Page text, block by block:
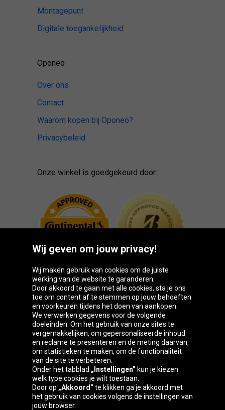
Montagepunt
Digitale toegankelijkheid
Oponeo
Over ons
Contact
Waarom kopen bij Oponeo?
Privacybeleid
Onze winkel is goedgekeurd door:
Oponeo-groep
Belgique
Česká
republika
Deutschland Éire
España France Italia Magyarország
Wij geven om jouw privacy!
Wij maken gebruik van cookies om de juiste
werking van de website te garanderen.
Door akkoord te gaan met alle cookies, sta je ons
toe om content af te stemmen op jouw behoeften
en voorkeuren tijdens het doen van aankopen.
We verwerken gegevens voor de volgende
doeleinden: Om het gebruik van onze sites te
vergemakkelijken, om gepersonaliseerde inhoud
en reclame te presenteren en de meting daarvan,
om statistieken te maken, om de functionaliteit
van de site te verbeteren.
Onder het tabblad „Instellingen” kun je kiezen
welk type cookies je wilt toestaan.
Door op „Akkoord” te klikken ga je akkoord met
het gebruik van cookies volgens de instellingen van
jouw browser.